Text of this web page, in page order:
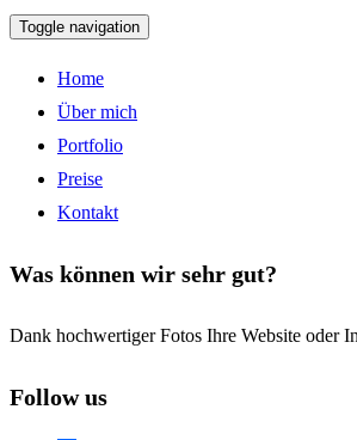
Toggle navigation
Home
Über mich
Portfolio
Preise
Kontakt
Was können wir sehr gut?
Dank hochwertiger Fotos Ihre Website oder
Follow us